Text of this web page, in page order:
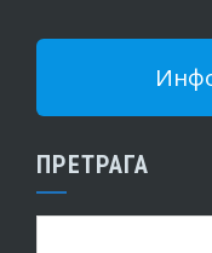
ПРЕТРАГА